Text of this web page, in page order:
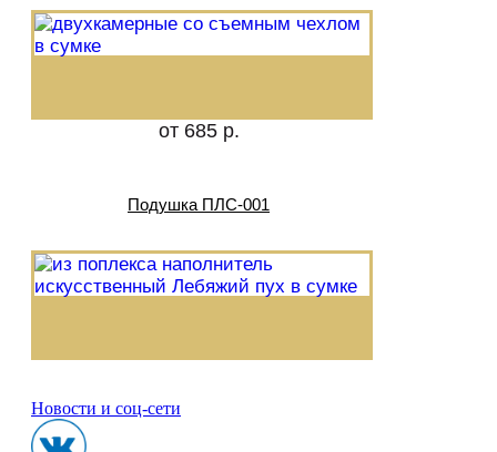
от 685 р.
Подушка ПЛС-001
Новости и соц-сети